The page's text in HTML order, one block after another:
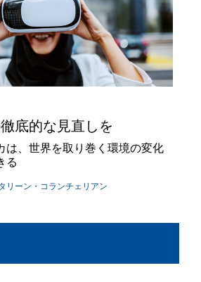
底的な見直しを
は、世界を取り巻く環境の変化
る
リーン・コランチェリアン